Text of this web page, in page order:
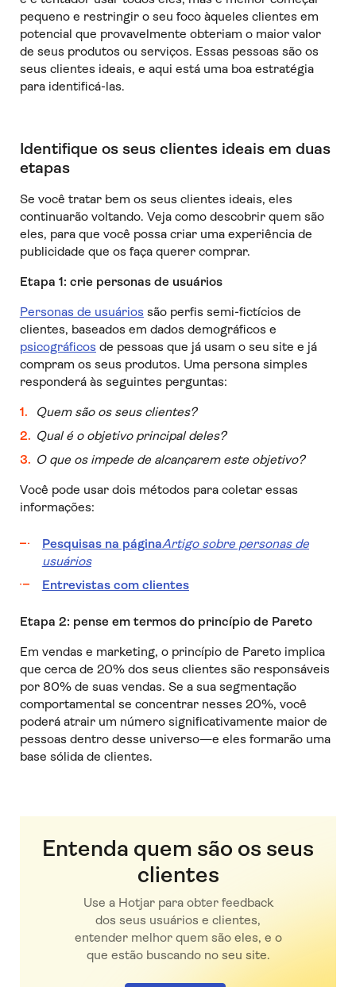
pequeno e restringir o seu foco àqueles clientes em
potencial que provavelmente obteriam o maior valor
de seus produtos ou serviços. Essas pessoas são os
seus clientes ideais, e aqui está uma boa estratégia
para identificá-las.
Identifique os seus clientes ideais em duas
etapas
Se você tratar bem os seus clientes ideais, eles
continuarão voltando. Veja como descobrir quem são
eles, para que você possa criar uma experiência de
publicidade que os faça querer comprar.
Etapa 1: crie personas de usuários
Personas de usuários são perfis semi-fictícios de
clientes, baseados em dados demográficos e
psicográficos de pessoas que já usam o seu site e já
compram os seus produtos. Uma persona simples
responderá às seguintes perguntas:
Quem são os seus clientes?
Qual é o objetivo principal deles?
O que os impede de alcançarem este objetivo?
Você pode usar dois métodos para coletar essas
informações:
Pesquisas na páginaArtigo sobre personas de
usuários
Entrevistas com clientes
Etapa 2: pense em termos do princípio de Pareto
Em vendas e marketing, o princípio de Pareto implica
que cerca de 20% dos seus clientes são responsáveis
por 80% de suas vendas. Se a sua segmentação
comportamental se concentrar nesses 20%, você
poderá atrair um número significativamente maior de
pessoas dentro desse universo—e eles formarão uma
base sólida de clientes.
Entenda quem são os seus
clientes
Use a Hotjar para obter feedback
dos seus usuários e clientes,
entender melhor quem são eles, e o
que estão buscando no seu site.